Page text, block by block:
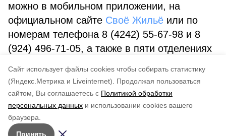
Cайт использует файлы cookies чтобы собирать статистику
(Яндекс.Метрика и Liveinternet).
Продолжая пользоваться
сайтом, Вы соглашаетесь с Политикой обработки
персональных данных и использовании cookies вашего
браузера.
Принять
можно в мобильном приложении, на
официальном сайте Своё Жильё или по
номерам телефона 8 (4242) 55-67-98 и 8
(924) 496-71-05, а также в пяти отделениях
Корсакове, Аниве, Холмске, Томари.
по оценке
5